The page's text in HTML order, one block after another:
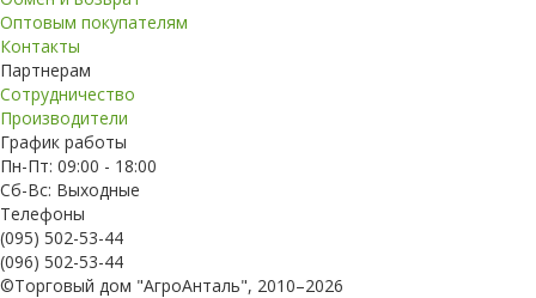
Оптовым покупателям
Контакты
Партнерам
Сотрудничество
Производители
График работы
Пн-Пт: 09:00 - 18:00
Сб-Вс: Выходные
Телефоны
(095) 502-53-44
(096) 502-53-44
©Торговый дом "АгроАнталь", 2010–2026